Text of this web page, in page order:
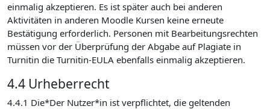
einmalig akzeptieren. Es ist später auch bei anderen
Aktivitäten in anderen Moodle Kursen keine erneute
Bestätigung erforderlich. Personen mit Bearbeitungsrechten
müssen vor der Überprüfung der Abgabe auf Plagiate in
Turnitin die Turnitin-EULA ebenfalls einmalig akzeptieren.
4.4 Urheberrecht
4.4.1 Die*Der Nutzer*in ist verpflichtet, die geltenden